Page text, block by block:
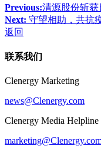
Previous:清源股份斩
Next: 守望相助，共抗
返回
联系我们
Clenergy Marketing
news@Clenergy.com
Clenergy Media Helpline